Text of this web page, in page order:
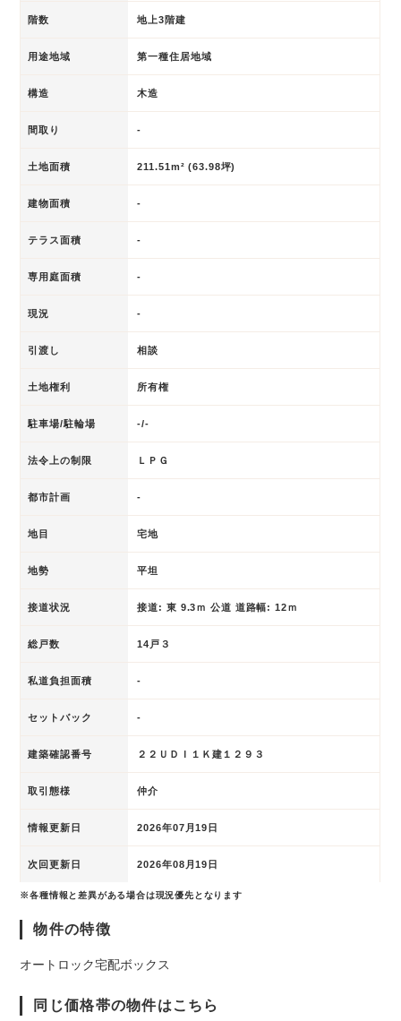
階数 地上3階建
用途地域 第一種住居地域
構造 木造
間取り -
土地面積 211.51m² (63.98坪)
建物面積 -
テラス面積 -
専用庭面積 -
現況 -
引渡し 相談
土地権利 所有権
駐車場/駐輪場 -/-
法令上の制限 ＬＰＧ
都市計画 -
地目 宅地
地勢 平坦
接道状況 接道: 東 9.3ｍ 公道 道路幅: 12ｍ
総戸数 14戸３
私道負担面積 -
セットバック -
建築確認番号 ２２ＵＤＩ１Ｋ建１２９３
取引態様 仲介
情報更新日 2026年07月19日
次回更新日 2026年08月19日
※各種情報と差異がある場合は現況優先となります
物件の特徴
オートロック宅配ボックス
同じ価格帯の物件はこちら